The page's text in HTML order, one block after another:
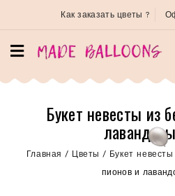
Как заказать цветы ?
Букет невесты из
Главная / Цветы / Букет невесты
пионов и